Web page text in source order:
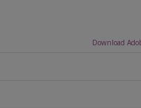
Download